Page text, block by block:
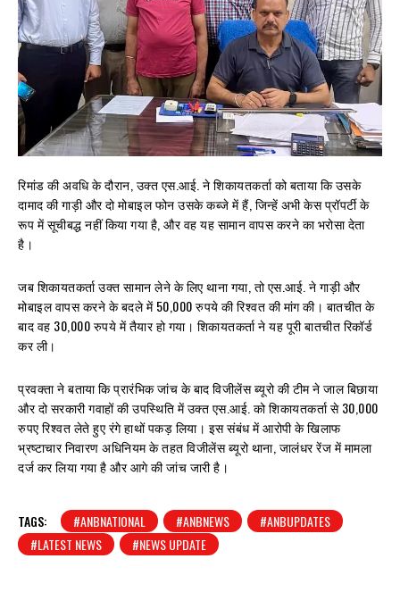
रिमांड की अवधि के दौरान, उक्त एस.आई. ने शिकायतकर्ता को बताया कि उसके
दामाद की गाड़ी और दो मोबाइल फोन उसके कब्जे में हैं, जिन्हें अभी केस प्रॉपर्टी के
रूप में सूचीबद्ध नहीं किया गया है, और वह यह सामान वापस करने का भरोसा देता
है।
जब शिकायतकर्ता उक्त सामान लेने के लिए थाना गया, तो एस.आई. ने गाड़ी और
मोबाइल वापस करने के बदले में 50,000 रुपये की रिश्वत की मांग की। बातचीत के
बाद वह 30,000 रुपये में तैयार हो गया। शिकायतकर्ता ने यह पूरी बातचीत रिकॉर्ड
कर ली।
प्रवक्ता ने बताया कि प्रारंभिक जांच के बाद विजीलेंस ब्यूरो की टीम ने जाल बिछाया
और दो सरकारी गवाहों की उपस्थिति में उक्त एस.आई. को शिकायतकर्ता से 30,000
रुपए रिश्वत लेते हुए रंगे हाथों पकड़ लिया। इस संबंध में आरोपी के खिलाफ
भ्रष्टाचार निवारण अधिनियम के तहत विजीलेंस ब्यूरो थाना, जालंधर रेंज में मामला
दर्ज कर लिया गया है और आगे की जांच जारी है।
TAGS: #ANBNATIONAL #ANBNEWS
#ANBUPDATES
#LATEST NEWS
#NEWS UPDATE